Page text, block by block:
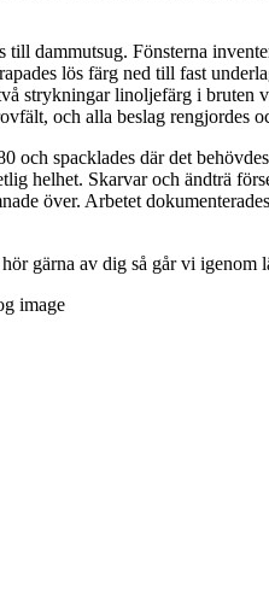
dammutsug. Fönsterna
lös färg ned till fast
strykningar linoljefärg i
och alla beslag rengjordes
och spacklades där det
helhet. Skarvar och ändträ
över. Arbetet
gärna av dig så går vi igenom